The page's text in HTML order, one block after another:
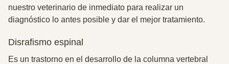
nuestro veterinario de inmediato para realizar un
diagnóstico lo antes posible y dar el mejor tratamiento.
Disrafismo espinal
Es un trastorno en el desarrollo de la columna vertebral